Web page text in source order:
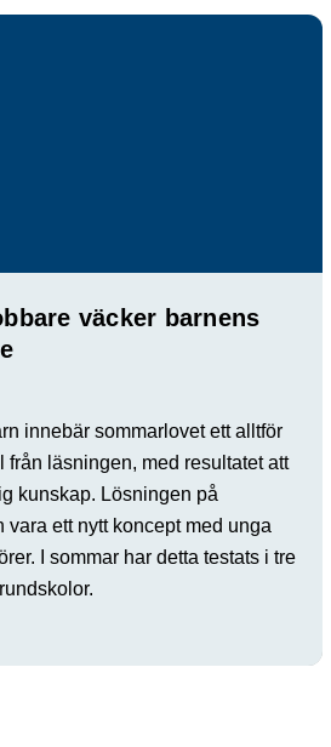
väcker barnens
innebär sommarlovet ett alltför
från läsningen, med resultatet att
kunskap. Lösningen på
vara ett nytt koncept med unga
I sommar har detta testats i tre